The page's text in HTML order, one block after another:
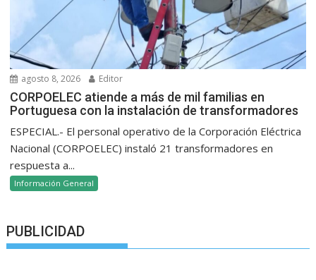
agosto 8, 2026 Editor
CORPOELEC atiende a más de mil familias en
Portuguesa con la instalación de transformadores
ESPECIAL.- El personal operativo de la Corporación Eléctrica
Nacional (CORPOELEC) instaló 21 transformadores en
respuesta a...
Información General
PUBLICIDAD